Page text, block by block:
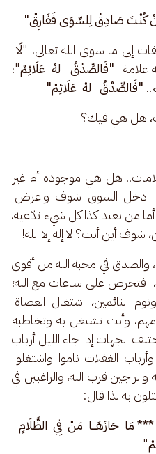
إِنْ كُنْتَ صَادِقْ لِلسِّوَى فَفَارِقْ"
إلى ما سوى الله تعالى، "لَا
علامة "فَالصِّدْقُ   لهْ  عَلَائِمْ"؛
"فَالصِّدْقُ   لهْ  عَلَائِمْ"
هل هي فيك؟
هل هي موجودة أم غير
ادخل السوق شوف واعرض
من بعيد كذا كل شيء تدّعيه،
أين أنت؟ لا إله إلا الله!
، والصدق في محبة الله من أقوى
،  فتحرص على ساعات مع الله؛
النائمين، اشتغال العصاة
وأنت تشتغل به وتخاطبه
الجهات إذا جاء الليل أرباب
الغفلات ناموا واشتغلوا
قرب الله، والراغبين في
به لذا قال:
مَا  حَازَهَـــا  مَنْ  فِي  الظَّلَامٍ
"